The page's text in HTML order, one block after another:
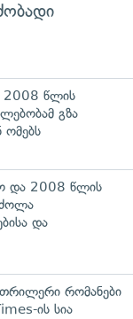
2008 წლის
გზა
ომებს
და 2008 წლის
და
თრილერი რომანები
ის სია